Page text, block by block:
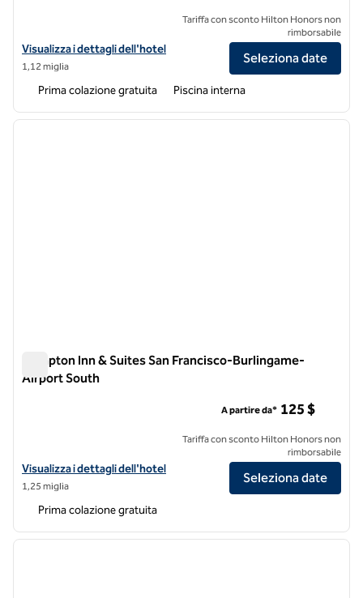
Visualizza i dettagli dell'hotel Embassy Suites by Hilton San
Visualizza i dettagli dell'hotel
1,12 miglia
Tariffa con sconto Hilton Honors non
rimborsabile
Seleziona date
Prima colazione gratuita Piscina interna
1 di 12
Hampton Inn & Suites San Francisco-Burlingame-
Airport South
Visualizza i dettagli dell'hotel Hampton Inn & Suites San Francisco-
Visualizza i dettagli dell'hotel
1,25 miglia
A partire da* 125 $
Tariffa con sconto Hilton Honors non
rimborsabile
Seleziona date
Prima colazione gratuita
1 di 12